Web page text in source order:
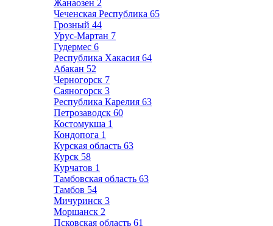
Жанаозен 2
Чеченская Республика 65
Грозный 44
Урус-Мартан 7
Гудермес 6
Республика Хакасия 64
Абакан 52
Черногорск 7
Саяногорск 3
Республика Карелия 63
Петрозаводск 60
Костомукша 1
Кондопога 1
Курская область 63
Курск 58
Курчатов 1
Тамбовская область 63
Тамбов 54
Мичуринск 3
Моршанск 2
Псковская область 61